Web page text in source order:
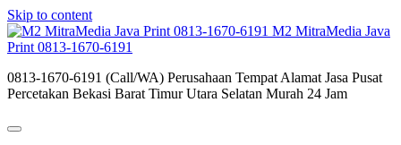
Skip to content
M2 MitraMedia Java
Print 0813-1670-6191
0813-1670-6191 (Call/WA) Perusahaan Tempat Alamat Jasa Pusat
Percetakan Bekasi Barat Timur Utara Selatan Murah 24 Jam